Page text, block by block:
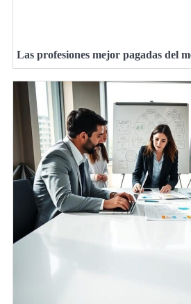
Las profesiones mejor pagadas del